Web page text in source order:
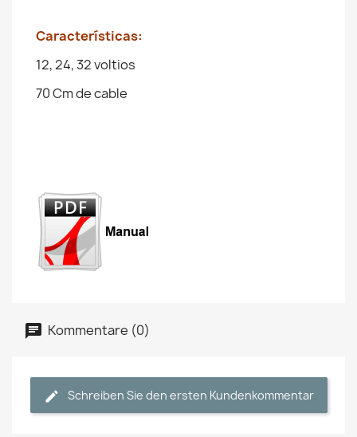
Características:
12, 24, 32 voltios
70 Cm de cable
Kommentare (0)
Schreiben Sie den ersten Kundenkommentar